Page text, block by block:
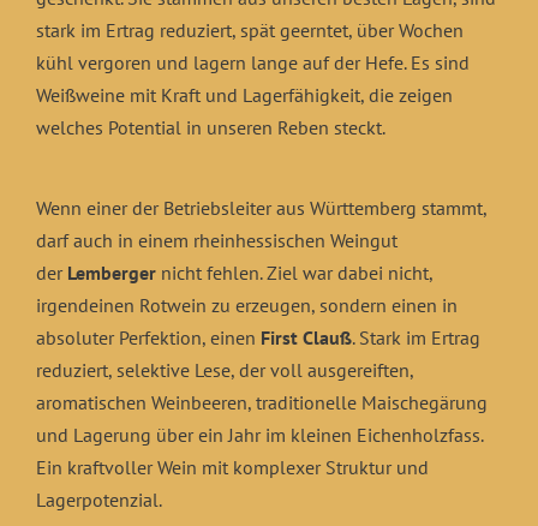
stark im Ertrag reduziert, spät geerntet, über Wochen
kühl vergoren und lagern lange auf der Hefe. Es sind
Weißweine mit Kraft und Lagerfähigkeit, die zeigen
welches Potential in unseren Reben steckt.
Wenn einer der Betriebsleiter aus Württemberg stammt,
darf auch in einem rheinhessischen Weingut
der Lembergernicht fehlen. Ziel war dabei nicht,
irgendeinen Rotwein zu erzeugen, sondern einen in
absoluter Perfektion, einen First Clauß. Stark im Ertrag
reduziert, selektive Lese, der voll ausgereiften,
aromatischen Weinbeeren, traditionelle Maischegärung
und Lagerung über ein Jahr im kleinen Eichenholzfass.
Ein kraftvoller Wein mit komplexer Struktur und
Lagerpotenzial.